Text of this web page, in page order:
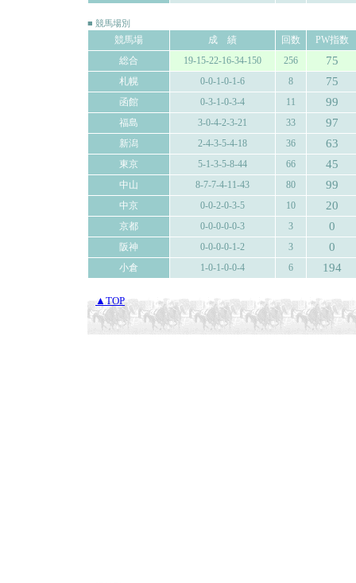
■ 競馬場別
競馬場 成 績 回数
PW指数
総合
19-15-22-16-34-150 256 75
札幌 0-0-1-0-1-6 8 75
函館 0-3-1-0-3-4 11 99
福島 3-0-4-2-3-21 33 97
新潟 2-4-3-5-4-18 36 63
東京 5-1-3-5-8-44 66 45
中山 8-7-7-4-11-43 80 99
中京 0-0-2-0-3-5 10 20
京都 0-0-0-0-0-3 3 0
阪神 0-0-0-0-1-2 3 0
小倉 1-0-1-0-0-4 6 194
▲TOP